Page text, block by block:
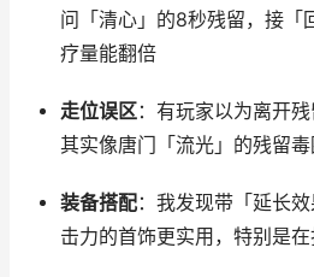
问「清心」的8秒残留，接「
疗量能翻倍
走位误区：有玩家以为离开残
其实像唐门「流光」的残留
装备搭配：我发现带「延长
击力的首饰更实用，特别是